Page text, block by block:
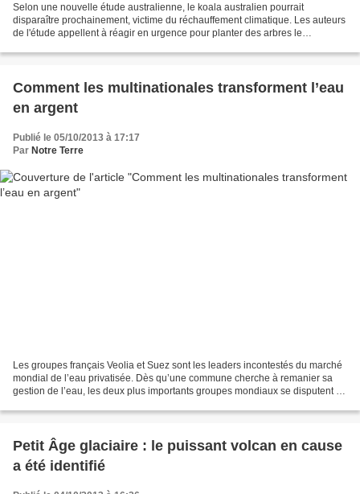
Selon une nouvelle étude australienne, le koala australien pourrait
disparaître prochainement, victime du réchauffement climatique. Les auteurs
de l'étude appellent à réagir en urgence pour planter des arbres le
Comment les multinationales transforment l’eau
en argent
Publié le 05/10/2013 à 17:17
Par Notre Terre
Les groupes français Veolia et Suez sont les leaders incontestés du marché
mondial de l’eau privatisée. Dès qu’une commune cherche à remanier sa
gestion de l’eau, les deux plus importants groupes mondiaux se disputent le
Petit Âge glaciaire : le puissant volcan en cause
a été identifié